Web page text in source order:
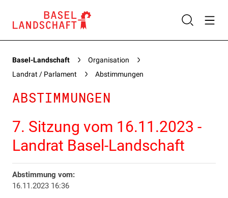
Basel-Landschaft
Organisation
Landrat / Parlament
Abstimmungen
ABSTIMMUNGEN